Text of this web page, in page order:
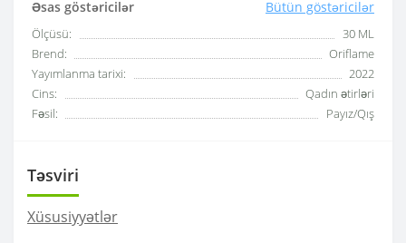
Əsas göstəricilər Bütün göstəricilər
Ölçüsü:
30 ML
Brend:
Oriflame
Yayımlanma tarixi:
2022
Cins:
Qadın ətirləri
Fəsil:
Payız/Qış
Təsviri
Xüsusiyyətlər